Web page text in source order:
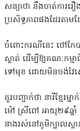
សន្យាថា នឹងចាត់ការរ
ប្រសិទ្ធភាពផងដែរតាមដ
ចំពោះករណីនេះ ថៅកែប
ស្ងាត់ ដើម្បីឱ្យគណៈកម្
ទៅមុខ ដោយមិនចង់វៃស្
គួរបញ្ជាក់ថា នារីខ្មែរ
ម៉ៅ ស្រីពៅ អាយុ២៩ឆ្នាំ
នាងរស់នៅភូមិក្បាលស្